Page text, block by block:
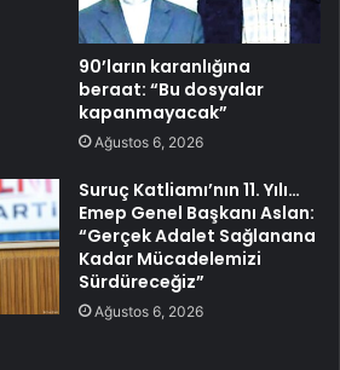
90’ların karanlığına
beraat: “Bu dosyalar
kapanmayacak”
Ağustos 6, 2026
Suruç Katliamı’nın 11. Yılı…
Emep Genel Başkanı Aslan:
“Gerçek Adalet Sağlanana
Kadar Mücadelemizi
Sürdüreceğiz”
Ağustos 6, 2026